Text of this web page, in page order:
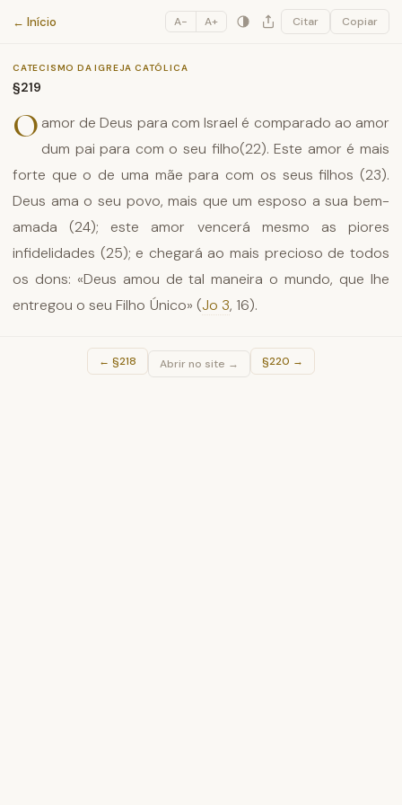
Catecismo da Igreja Católica
← Início A− A+ Citar Copiar
CATECISMO DA IGREJA CATÓLICA
§219
O amor de Deus para com Israel é comparado ao amor
dum pai para com o seu filho(22). Este amor é mais
forte que o de uma mãe para com os seus filhos (23).
Deus ama o seu povo, mais que um esposo a sua bem-
amada (24); este amor vencerá mesmo as piores
infidelidades (25); e chegará ao mais precioso de todos
os dons: «Deus amou de tal maneira o mundo, que lhe
entregou o seu Filho Único» (Jo 3, 16).
← §218 Abrir no site → §220 →